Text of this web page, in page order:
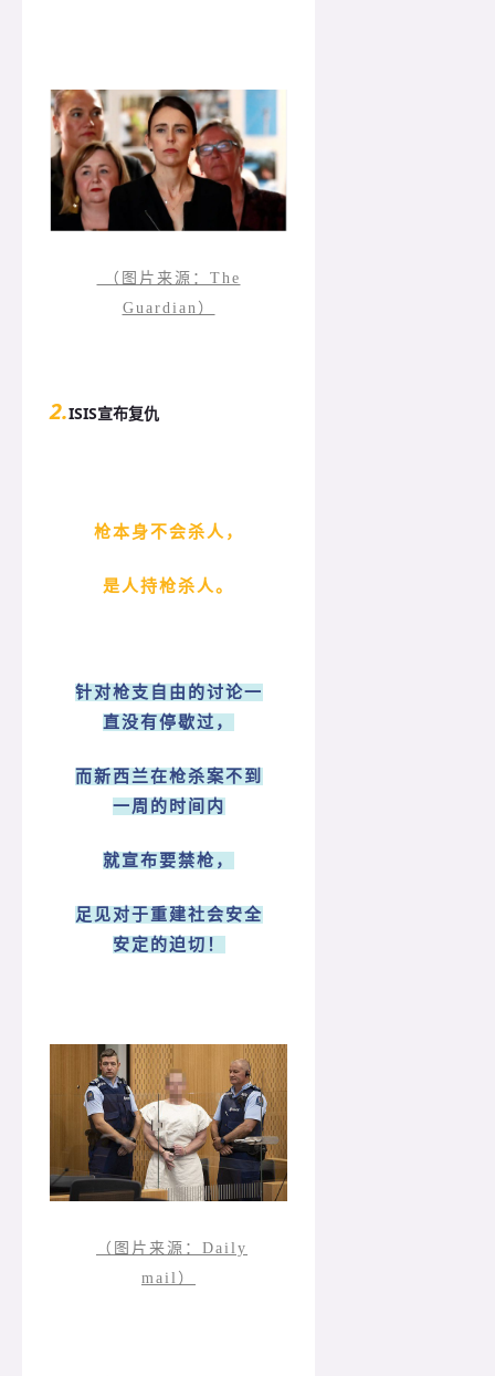
（图片来源：The
Guardian）
2.ISIS宣布复仇
枪本身不会杀人，
是人持枪杀人。
针对枪支自由的讨论一
直没有停歇过，
而新西兰在枪杀案不到
一周的时间内
就宣布要禁枪，
足见对于重建社会安全
安定的迫切！
（图片来源：Daily
mail）